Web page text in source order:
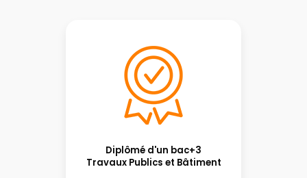
Diplômé d'un bac+3
Travaux Publics et Bâtiment